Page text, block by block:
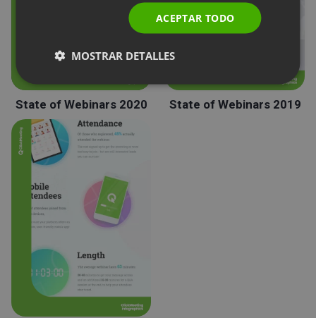
State of Webinars 2020 State of Webinars 2019
RUSSIAN
SPANISH
ACEPTAR TODO
MOSTRAR DETALLES